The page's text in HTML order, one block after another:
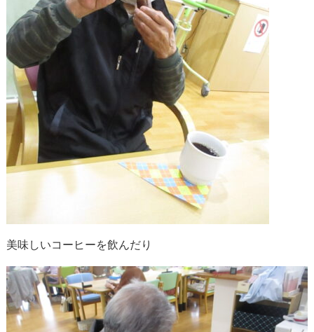
美味しいコーヒーを飲んだり